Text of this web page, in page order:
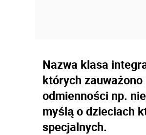
Nazwa klasa
których
odmienności np.
myślą o dzieciach
specjalnych.